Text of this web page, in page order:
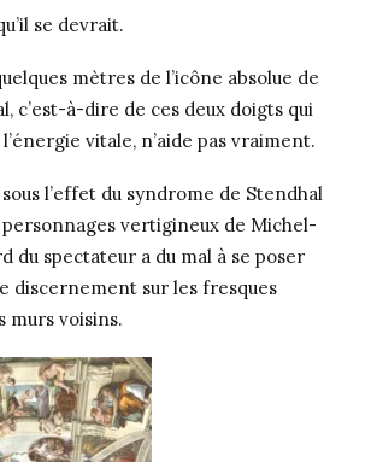
se devrait.
mètres de l’icône absolue de
c’est-à-dire de ces deux doigts qui
vitale, n’aide pas vraiment.
l’effet du syndrome de Stendhal
vertigineux de Michel-
du spectateur a du mal à se poser
discernement sur les fresques
murs voisins.